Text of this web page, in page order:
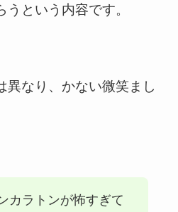
という内容です。
異なり、かない微笑まし
カラトンが怖すぎて